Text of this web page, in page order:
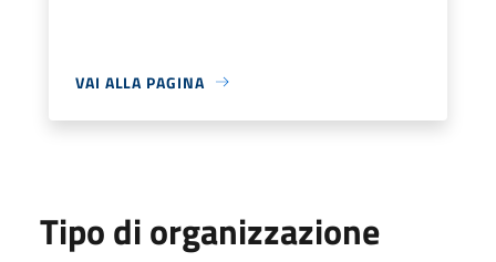
VAI ALLA PAGINA
Tipo di organizzazione